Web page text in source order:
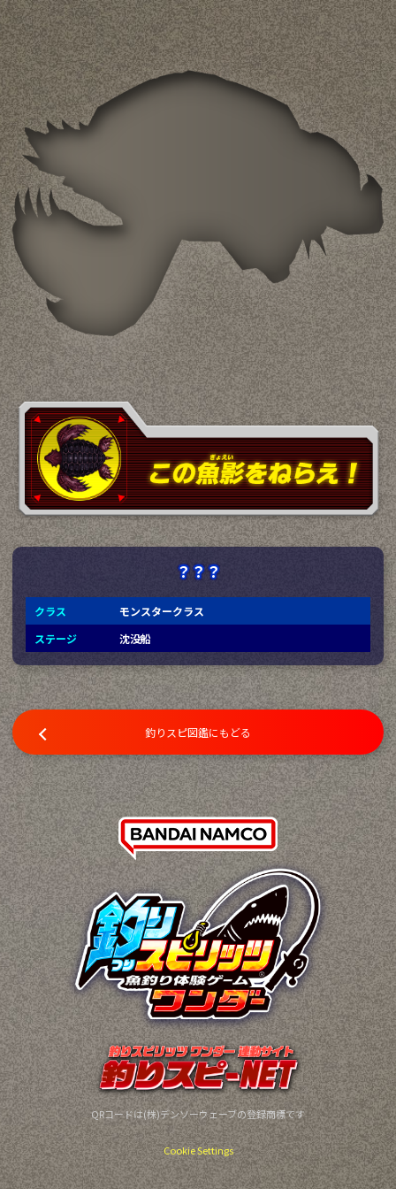
？？？
クラス
モンスタークラス
ステージ
沈没船
釣りスピ図鑑にもどる
QRコードは(株)デンソーウェーブの登録商標です
Cookie Settings